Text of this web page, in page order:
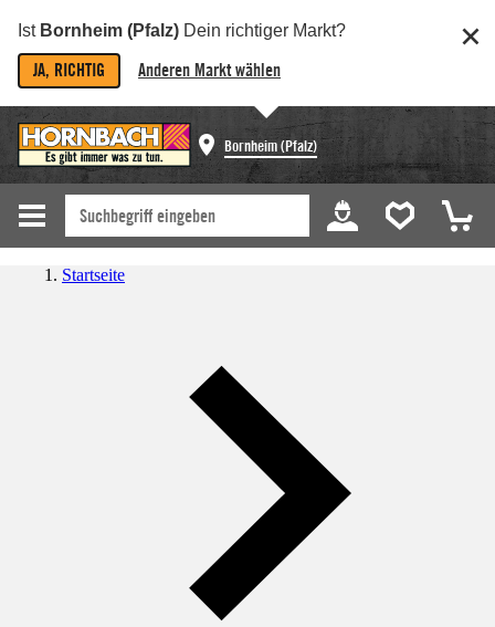
Ist Bornheim (Pfalz) Dein richtiger Markt?
JA, RICHTIG Anderen Markt wählen
Bornheim (Pfalz)
Startseite